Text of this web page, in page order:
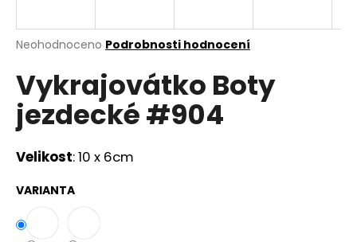
Průměrné
produktu
je
0,0
5
hvězdiček.
Neohodnoceno Podrobnosti hodnocení
Vykrajovátko Boty
jezdecké #904
Velikost: 10 x 6cm
VARIANTA
j
t
?